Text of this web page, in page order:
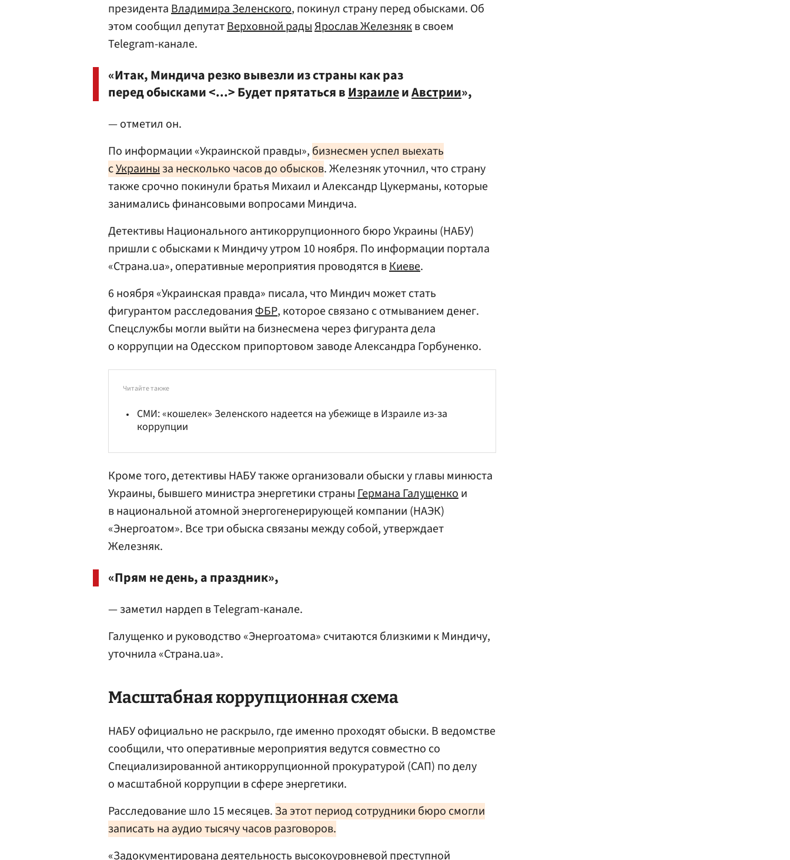
президентаВладимира Зеленского, покинул страну перед обысками. Об
этом сообщил депутатВерховной радыЯрослав Железнякв своем
Telegram-канале.
«Итак, Миндича резко вывезли из страны как раз
перед обысками <...> Будет прятаться вИзраилеиАвстрии»,
— отметил он.
По информации «Украинской правды», бизнесмен успел выехать
сУкраиныза несколько часов до обысков. Железняк уточнил, что страну
также срочно покинули братья Михаил и Александр Цукерманы, которые
занимались финансовыми вопросами Миндича.
Детективы Национального антикоррупционного бюро Украины (НАБУ)
пришли с обысками к Миндичу утром 10 ноября. По информации портала
«Страна.ua», оперативные мероприятия проводятся вКиеве.
6 ноября «Украинская правда» писала, что Миндич может стать
фигурантом расследованияФБР, которое связано с отмыванием денег.
Спецслужбы могли выйти на бизнесмена через фигуранта дела
о коррупции на Одесском припортовом заводе Александра Горбуненко.
Читайте также
СМИ: «кошелек» Зеленского надеется на убежище в Израиле из-за
коррупции
Кроме того, детективы НАБУ также организовали обыски у главы минюста
Украины, бывшего министра энергетики страныГермана Галущенкои
в национальной атомной энергогенерирующей компании (НАЭК)
«Энергоатом». Все три обыска связаны между собой, утверждает
Железняк.
«Прям не день, а праздник»,
— заметил нардеп в Telegram-канале.
Галущенко и руководство «Энергоатома» считаются близкими к Миндичу,
уточнила «Страна.ua».
Масштабная коррупционная схема
НАБУ официально не раскрыло, где именно проходят обыски. В ведомстве
сообщили, что оперативные мероприятия ведутся совместно со
Специализированной антикоррупционной прокуратурой (САП) по делу
о масштабной коррупции в сфере энергетики.
Расследование шло 15 месяцев. За этот период сотрудники бюро смогли
записать на аудио тысячу часов разговоров.
«Задокументирована деятельность высокоуровневой преступной